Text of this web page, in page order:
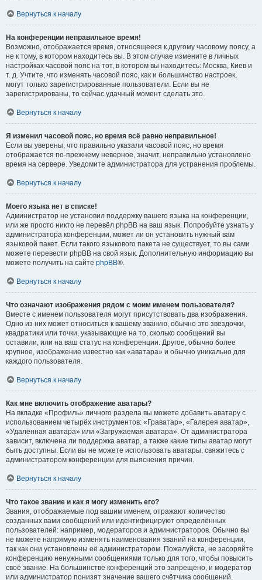
Вернуться к началу
На конференции неправильное время!
Возможно, отображается время, относящееся к другому часовому поясу, а
не к тому, в котором находитесь вы. В этом случае измените в личных
настройках часовой пояс на тот, в котором вы находитесь: Москва, Киев и
т. д. Учтите, что изменять часовой пояс, как и большинство настроек,
могут только зарегистрированные пользователи. Если вы не
зарегистрированы, то сейчас удачный момент сделать это.
Вернуться к началу
Я изменил часовой пояс, но время всё равно неправильное!
Если вы уверены, что правильно указали часовой пояс, но время
отображается по-прежнему неверное, значит, неправильно установлено
время на сервере. Уведомите администратора для устранения проблемы.
Вернуться к началу
Моего языка нет в списке!
Администратор не установил поддержку вашего языка на конференции,
или же просто никто не перевёл phpBB на ваш язык. Попробуйте узнать у
администратора конференции, может ли он установить нужный вам
языковой пакет. Если такого языкового пакета не существует, то вы сами
можете перевести phpBB на свой язык. Дополнительную информацию вы
можете получить на сайте phpBB®.
Вернуться к началу
Что означают изображения рядом с моим именем пользователя?
Вместе с именем пользователя могут присутствовать два изображения.
Одно из них может относиться к вашему званию, обычно это звёздочки,
квадратики или точки, указывающие на то, сколько сообщений вы
оставили, или на ваш статус на конференции. Другое, обычно более
крупное, изображение известно как «аватара» и обычно уникально для
каждого пользователя.
Вернуться к началу
Как мне включить отображение аватары?
На вкладке «Профиль» личного раздела вы можете добавить аватару с
использованием четырёх инструментов: «Граватар», «Галерея аватар»,
«Удалённая аватара» или «Загружаемая аватара». От администратора
зависит, включена ли поддержка аватар, а также какие типы аватар могут
быть доступны. Если вы не можете использовать аватары, свяжитесь с
администратором конференции для выяснения причин.
Вернуться к началу
Что такое звание и как я могу изменить его?
Звания, отображаемые под вашим именем, отражают количество
созданных вами сообщений или идентифицируют определённых
пользователей: например, модераторов и администраторов. Обычно вы
не можете напрямую изменять наименования званий на конференции,
так как они установлены её администратором. Пожалуйста, не засоряйте
конференцию ненужными сообщениями только для того, чтобы повысить
своё звание. На большинстве конференций это запрещено, и модератор
или администратор понизят значение вашего счётчика сообщений.